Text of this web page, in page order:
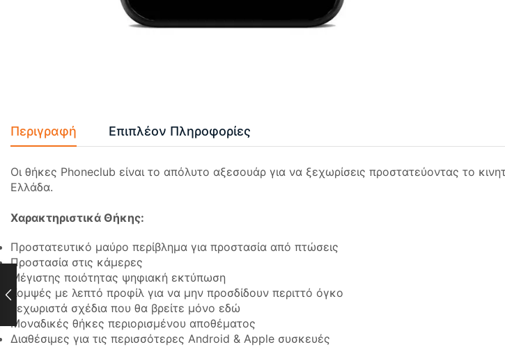
Περιγραφή Επιπλέον Πληροφορίες
Οι θήκες Phoneclub είναι το απόλυτο αξεσουάρ για να ξεχωρίσεις προστατεύοντας το
Ελλάδα.
Χαρακτηριστικά Θήκης:
Προστατευτικό μαύρο περίβλημα για προστασία από πτώσεις
Προστασία στις κάμερες
Μέγιστης ποιότητας ψηφιακή εκτύπωση
Κομψές με λεπτό προφίλ για να μην προσδίδουν περιττό όγκο
Ξεχωριστά σχέδια που θα βρείτε μόνο εδώ
Μοναδικές θήκες περιορισμένου αποθέματος
Διαθέσιμες για τις περισσότερες Android & Apple συσκευές